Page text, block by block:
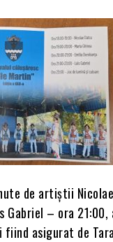
de artiștii
Gabriel – ora 21:00,
asigurat de